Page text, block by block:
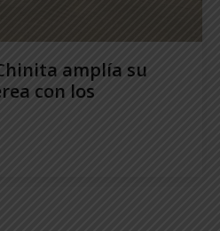
amplía su
con los